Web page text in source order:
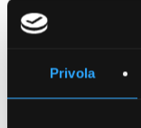
Privola
Detalji